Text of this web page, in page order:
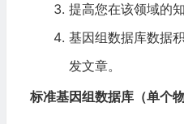
提高您在该领域的
基因组数据库数据
发文章。
标准基因组数据库（单个物